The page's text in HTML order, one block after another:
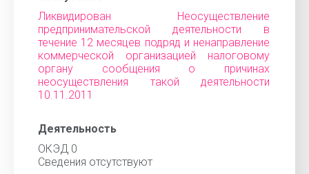
Ликвидирован Неосуществление
предпринимательской деятельности в
течение 12 месяцев подряд и ненаправление
коммерческой организацией налоговому
органу сообщения о причинах
неосуществления такой деятельности
10.11.2011
Деятельность
ОКЭД 0
Сведения отсутствуют